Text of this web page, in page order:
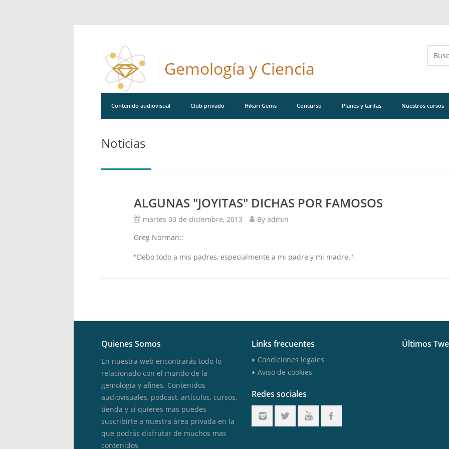
Gemología y Ciencia
Contenido audiovisual Club privado Hikari Gems Concurso Planes y tarifas Nuestros cursos
Noticias
ALGUNAS "JOYITAS" DICHAS POR FAMOSOS
martes 03 de diciembre, 2013
By admin
Greg Norman::
"Debo todo a mis padres, especialmente a mi padre y mi madre."
Quienes Somos
En nuestra web encontrarás todo lo
relacionado con el mundo de la
gemología y afines. Contenidos
audiovisuales, podcast, artículos, cursos,
tienda y si quieres mas puedes
suscribirte a nuestra área privada en la
que podrás disfrutar de muchos mas
contenidos
Links frecuentes
Condiciones legales
Aviso de cookies
Redes sociales
Últimos